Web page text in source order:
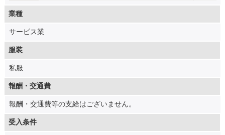
業種
サービス業
服装
私服
報酬・交通費
報酬・交通費等の支給はございません。
受入条件